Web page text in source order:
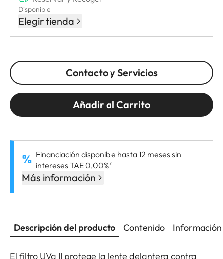
Disponible
Elegir tienda
Contacto y Servicios
Añadir al Carrito
Financiación disponible hasta 12 meses sin
intereses TAE 0,00%*
Más información
Descripción del producto Contenido
El filtro UVa II protege la lente delantera contra